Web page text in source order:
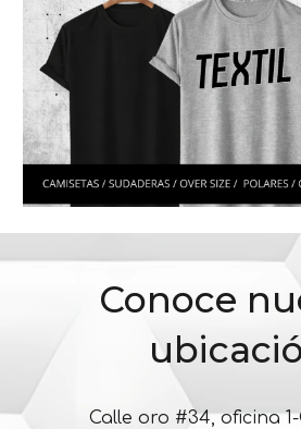
Conoce
Calle oro #34, oficina 1-